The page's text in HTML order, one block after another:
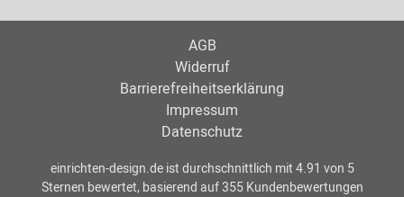
AGB
Widerruf
Barrierefreiheitserklärung
Impressum
Datenschutz
einrichten-design.deist durchschnittlich mit4.91 von 5
Sternen bewertet, basierend auf355Kundenbewertungen